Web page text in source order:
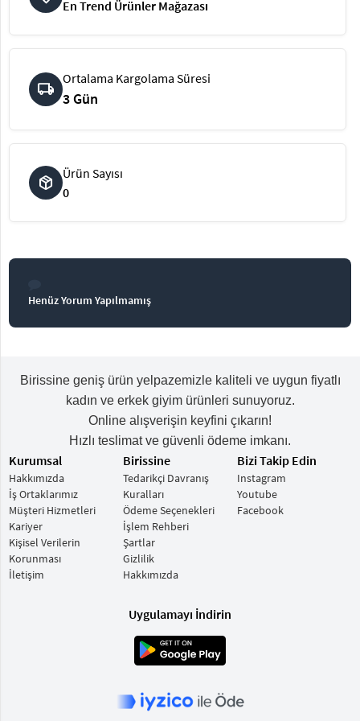
Elektronik
Tunik
T-Shirt
Ev
keyboard_arrow_down
Takımlarkeyboard_arrow_down
Giyim
Dış
Giyimkeyboard_arrow_down
Tesettür
Giyim
keyboard_arrow_down
Büyük
En Trend Ürünler Mağazası
local_shipping
Ortalama Kargolama Süresi
3 Gün
package_2
Ürün Sayısı
0
Henüz Yorum Yapılmamış
Birissine geniş ürün yelpazemizle kaliteli ve uygun fiyatlı
kadın ve erkek giyim ürünleri sunuyoruz.
Online alışverişin keyfini çıkarın!
Hızlı teslimat ve güvenli ödeme imkanı.
Kurumsal
Hakkımızda
İş Ortaklarımız
Müşteri Hizmetleri
Kariyer
Kişisel Verilerin
Korunması
İletişim
Birissine
Tedarikçi Davranış
Kuralları
Ödeme Seçenekleri
İşlem Rehberi
Şartlar
Gizlilik
Hakkımızda
Bizi Takip Edin
Instagram
Youtube
Facebook
Uygulamayı İndirin